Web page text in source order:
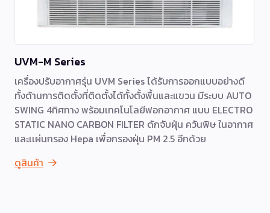
UVM-M Series
เครื่องปรับอากาศรุ่น UVM Series ได้รับการออกแบบอย่างดี
ทั้งด้านการติดตั้งที่ติดตั้งได้ทั้งตั้งพื้นและแขวน มีระบบ AUTO
SWING 4ทิศทาง พร้อมเทคโนโลยีฟอกอากาศ แบบ ELECTRO
STATIC NANO CARBON FILTER ดักจับฝุ่น ควันพิษ ในอากาศ
และเเผ่นกรอง Hepa เพื่อกรองฝุ่น PM 2.5 อีกด้วย
ดูสินค้า